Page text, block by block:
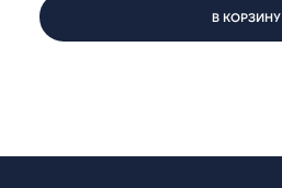
В КОРЗИНУ